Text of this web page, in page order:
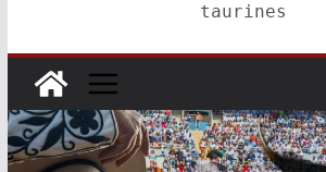
taurines